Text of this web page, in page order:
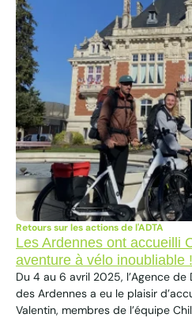
Les Ardennes ont accueilli
aventure à vélo inoubliable !
Retours sur les actions de l'ADTA
Du 4 au 6 avril 2025, l’Agence
des Ardennes a eu le plaisir
Valentin, membres de l’équipe